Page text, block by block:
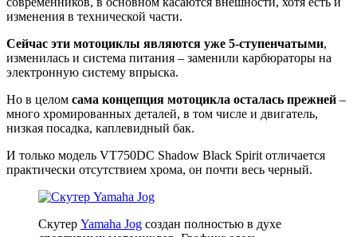
изменения в технической части.
Сейчас эти мотоциклы являются уже 5-ступенчатыми,
изменилась и система питания – заменили карбюраторы на
электронную систему впрыска.
Но в целом сама концепция мотоцикла осталась прежней –
много хромированных деталей, в том числе и двигатель,
низкая посадка, каплевидный бак.
И только модель VT750DC Shadow Black Spirit отличается
практически отсутствием хрома, он почти весь черный.
Скутер Yamaha Jog создан полностью в духе